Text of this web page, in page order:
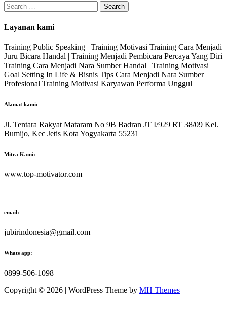
Search
for:
Layanan kami
Training Public Speaking | Training Motivasi Training Cara Menjadi
Juru Bicara Handal | Training Menjadi Pembicara Percaya Yang Diri
Training Cara Menjadi Nara Sumber Handal | Training Motivasi
Goal Setting In Life & Bisnis Tips Cara Menjadi Nara Sumber
Profesional Training Motivasi Karyawan Performa Unggul
Alamat kami:
Jl. Tentara Rakyat Mataram No 9B Badran JT I/929 RT 38/09 Kel.
Bumijo, Kec Jetis Kota Yogyakarta 55231
Mitra Kami:
www.top-motivator.com
email:
jubirindonesia@gmail.com
Whats app:
0899-506-1098
Copyright © 2026 | WordPress Theme by MH Themes